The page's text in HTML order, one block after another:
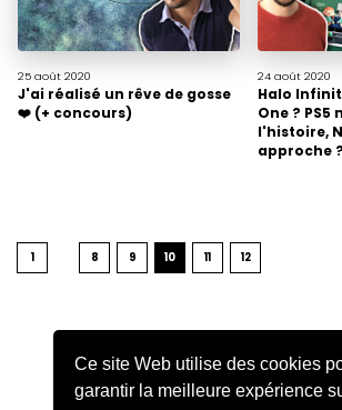
Ce site Web utilise des cookies
garantir la meilleure expérience
25 août 2020
J'ai réalisé un rêve de gosse
❤️ (+ concours)
24 août 2020
Halo
One ?
l'histoire,
approche ?
1 8 9 10 11 12